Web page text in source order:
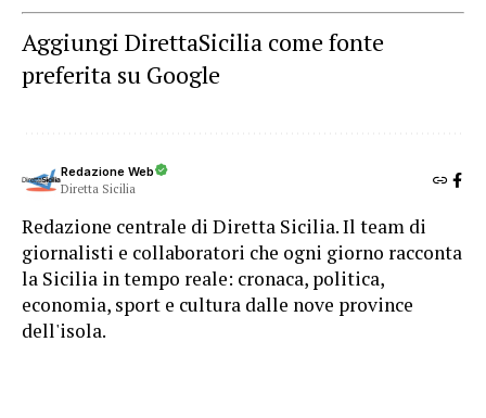
Aggiungi DirettaSicilia come fonte
preferita su Google
Redazione Web
Diretta Sicilia
Redazione centrale di Diretta Sicilia. Il team di
giornalisti e collaboratori che ogni giorno racconta
la Sicilia in tempo reale: cronaca, politica,
economia, sport e cultura dalle nove province
dell'isola.